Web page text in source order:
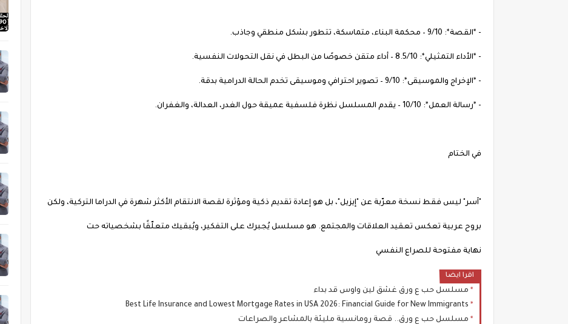
- *القصة*: 9/10 – محكمة البناء، متماسكة، تتطور بشكل منطقي وجاذب.
- *الأداء التمثيلي*: 8.5/10 – أداء متقن خصوصًا من البطل في نقل التحولات النفسية.
- *الإخراج والموسيقى*: 9/10 – تصوير احترافي وموسيقى تخدم الحالة الدرامية بدقة.
- *رسالة العمل*: 10/10 – يقدم المسلسل نظرة فلسفية عميقة حول الغدر، العدالة، والغفران.
في الختام
"آسر" ليس فقط نسخة معرّبة عن "إيزيل"، بل هو إعادة تقديم ذكية ومؤثرة لقصة الانتقام الأكثر شهرة في الدراما التركية، ولكن
بروح عربية تعكس تعقيد العلاقات والمجتمع. هو مسلسل يُجبرك على التفكير، ويُبقيك متعلّقًا بشخصياته حت
نهاية مفتوحة للصراع النفسي
اقرا ايضا
مسلسل حب ع ورق غشق لين واوس قد بداء
Best Life Insurance and Lowest Mortgage Rates in USA 2026: Financial Guide for New Immigrants
مسلسل حب ع ورق.. قصة رومانسية مليئة بالمشاعر والصراعات